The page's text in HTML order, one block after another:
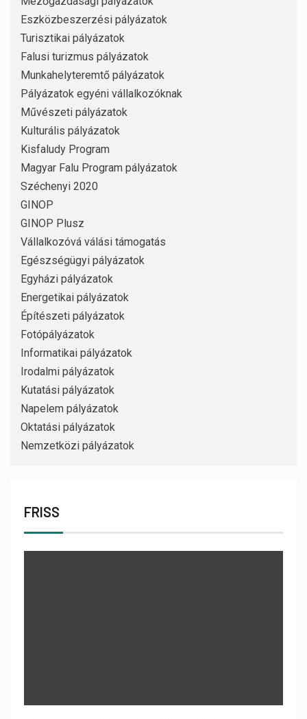
Eszközbeszerzési pályázatok
Turisztikai pályázatok
Falusi turizmus pályázatok
Munkahelyteremtő pályázatok
Pályázatok egyéni vállalkozóknak
Művészeti pályázatok
Kulturális pályázatok
Kisfaludy Program
Magyar Falu Program pályázatok
Széchenyi 2020
GINOP
GINOP Plusz
Vállalkozóvá válási támogatás
Egészségügyi pályázatok
Egyházi pályázatok
Energetikai pályázatok
Építészeti pályázatok
Fotópályázatok
Informatikai pályázatok
Irodalmi pályázatok
Kutatási pályázatok
Napelem pályázatok
Oktatási pályázatok
Nemzetközi pályázatok
FRISS